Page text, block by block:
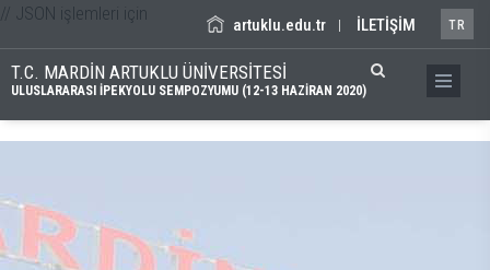
artuklu.edu.tr | İLETİŞİM TR
T.C. MARDİN ARTUKLU ÜNİVERSİTESİ
ULUSLARARASI İPEKYOLU SEMPOZYUMU (12-13 HAZİRAN 2020)
// JSON işlemleri için